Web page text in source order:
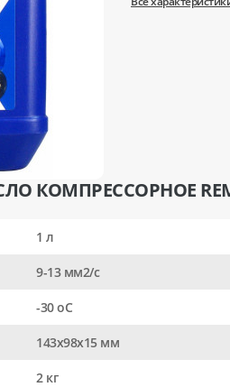
КОМПРЕССОРНОЕ
1 л
9-13 мм2/с
-30 оС
143x98x15 мм
2 кг